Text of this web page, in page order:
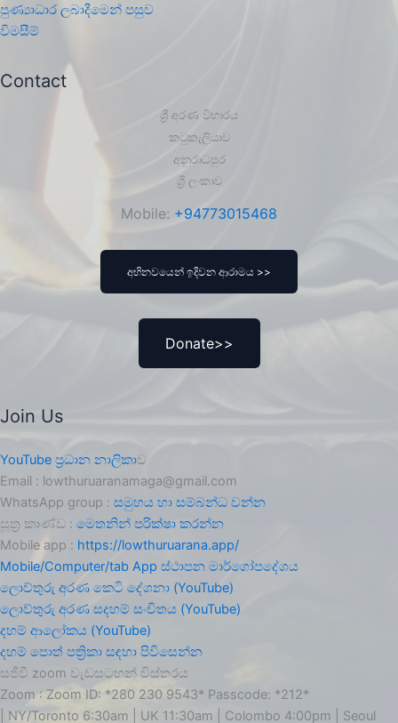
පුණ්‍යාධාර ලබාදීමෙන් පසුව
විමසීම්
Contact
ශ්‍රී අරණ විහාරය
කටුකැලියාව
අනුරාධපුර
ශ්‍රී ලංකාව
Mobile: +94773015468
අභිනවයෙන් ඉදිවන ආරාමය >>
Donate>>
Join Us
YouTube ප්‍රධාන නාලිකාව
Email : lowthuruaranamaga@gmail.com
WhatsApp group : සමුහය හා සම්බන්ධ වන්න
සූත්‍ර කාණ්ඩ : මෙතනින් පරික්ෂා කරන්න
Mobile app : https://lowthuruarana.app/
Mobile/Computer/tab App ස්ථාපන මාර්ගෝපදේශය
ලොව්තුරු අරණ කෙටි දේශනා (YouTube)
ලොව්තුරු අරණ සදහම් සංචිතය (YouTube)
දහම් ආලෝකය (YouTube)
දහම් පොත් පත්‍රිකා සඳහා පිවිසෙන්න
සජීවී zoom වැඩසටහන් විස්තරය
Zoom : Zoom ID: *280 230 9543* Passcode: *212*
| NY/Toronto 6:30am | UK 11:30am | Colombo 4:00pm | Seoul